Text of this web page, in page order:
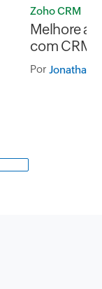
Zoho CRM
Melhore a
com CRM
Por Jonathan